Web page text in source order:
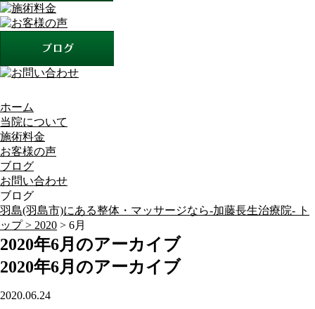
ホーム
当院について
施術料金
お客様の声
ブログ
お問い合わせ
ブログ
羽島(羽島市)にある整体・マッサージなら-加藤長生治療院- ト
ップ > 2020 > 6月
2020年6月のアーカイブ
2020年6月のアーカイブ
2020.06.24